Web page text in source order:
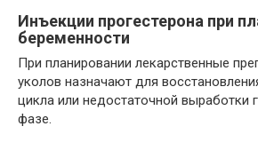
Инъекции прогестерона при
беременности
При планировании лекарственные
уколов назначают для
цикла или недостаточной выработки
фазе.